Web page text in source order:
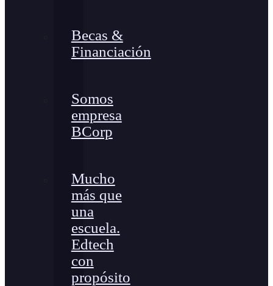
Becas &
Financiación
Somos
empresa
BCorp
Mucho
más que
una
escuela.
Edtech
con
propósito